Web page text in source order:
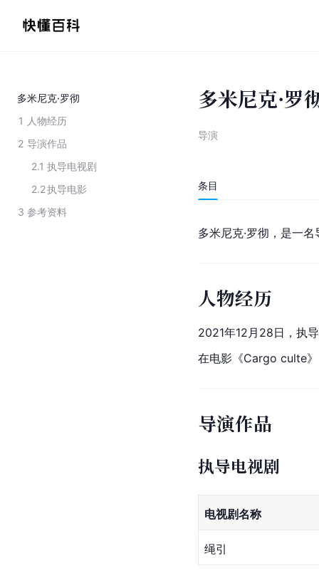
多米尼克·罗彻
1 人物经历
2 导演作品
2.1 执导电视剧
2.2执导电影
3 参考资料
多米尼克·罗
导演
条目
多米尼克·罗彻，是一名
人物经历
2021年12月28日，执
在电影《Cargo culte》
导演作品
执导电视剧
电视剧名称
绳引